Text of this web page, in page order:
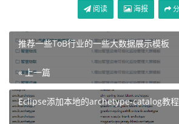
阅读 海报
推荐一些ToB行业的一些大数据展示模板
« 上一篇
Eclipse添加本地的archetype-catalog教程